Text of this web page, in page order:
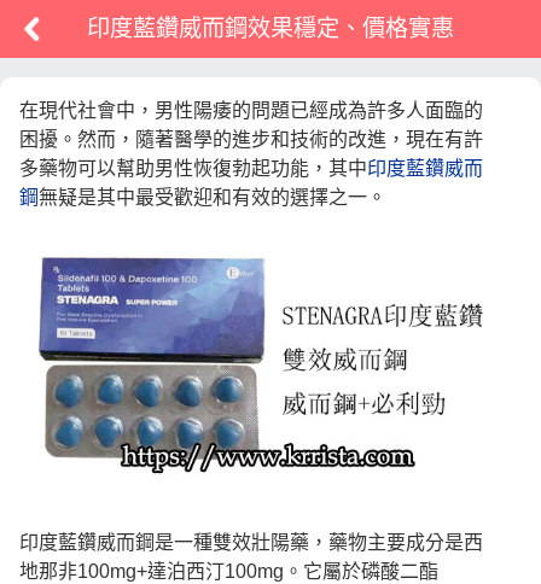
印度藍鑽威而鋼效果穩定、價格實惠
在現代社會中，男性陽痿的問題已經成為許多人面臨的
困擾。然而，隨著醫學的進步和技術的改進，現在有許
多藥物可以幫助男性恢復勃起功能，其中印度藍鑽威而
鋼無疑是其中最受歡迎和有效的選擇之一。
印度藍鑽威而鋼是一種雙效壯陽藥，藥物主要成分是西
地那非100mg+達泊西汀100mg。它屬於磷酸二酯